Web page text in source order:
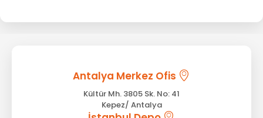
Antalya Merkez Ofis
Kültür Mh. 3805 Sk. No: 41
Kepez/ Antalya